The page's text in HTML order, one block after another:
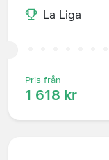
La Liga
Pris från
1 618 kr